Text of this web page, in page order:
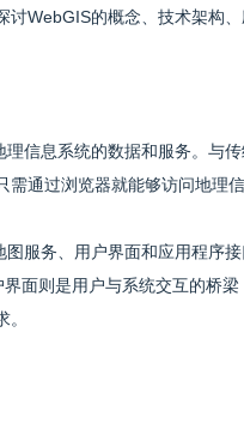
讨WebGIS的概念、技术架构
信息系统的数据和服务。与
需通过浏览器就能够访问地理
服务、用户界面和应用程序
界面则是用户与系统交互的桥